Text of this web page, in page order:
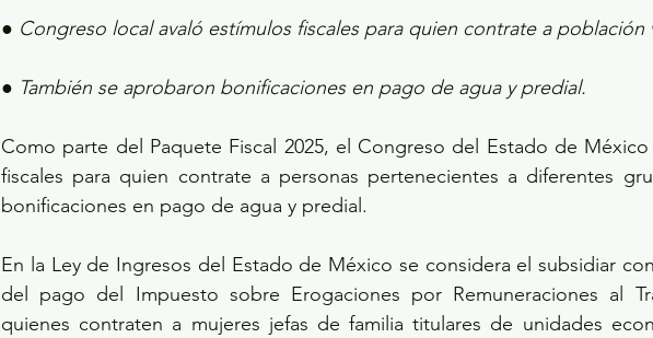
● Congreso local avaló estímulos fiscales para quien contrate a población
● También se aprobaron bonificaciones en pago de agua y predial.
Como parte del Paquete Fiscal 2025, el Congreso del Estado de
fiscales para quien contrate a personas pertenecientes a diferentes
bonificaciones en pago de agua y predial.
En la Ley de Ingresos del Estado de México se considera el subsidiar
del pago del Impuesto sobre Erogaciones por Remuneraciones al
quienes contraten a mujeres jefas de familia titulares de unidades